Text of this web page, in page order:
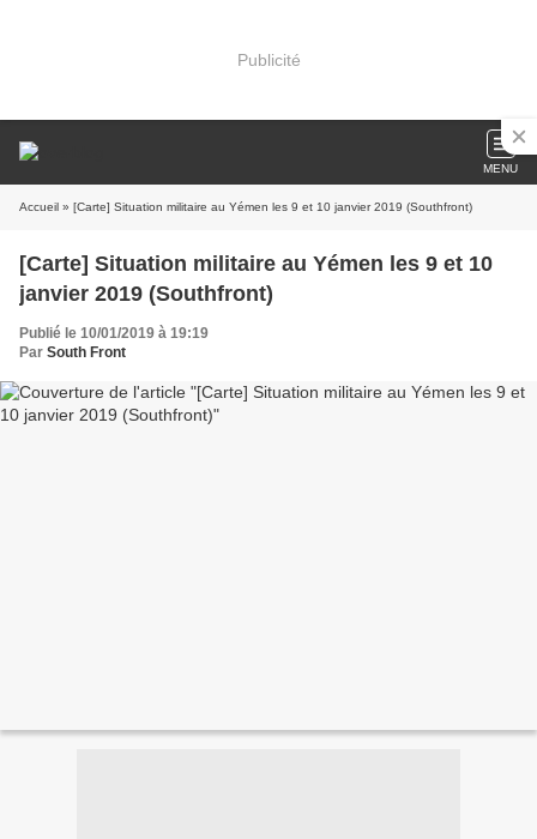
Publicité
MENU
Accueil » [Carte] Situation militaire au Yémen les 9 et 10 janvier 2019 (Southfront)
[Carte] Situation militaire au Yémen les 9 et 10
janvier 2019 (Southfront)
Publié le 10/01/2019 à 19:19
Par South Front